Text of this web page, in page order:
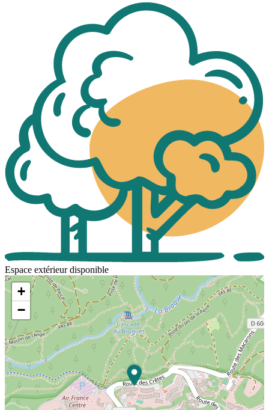
Espace extérieur disponible
+
−